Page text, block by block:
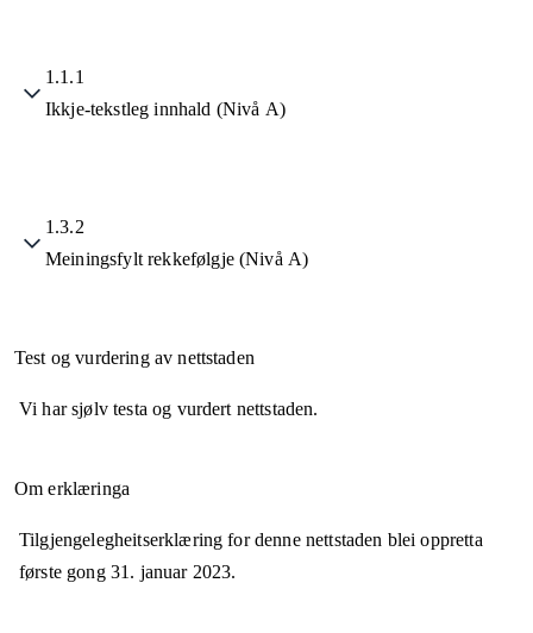
1.1.1
Ikkje-tekstleg innhald (Nivå A)
1.3.2
Meiningsfylt rekkefølgje (Nivå A)
Test og vurdering av nettstaden
Vi har sjølv testa og vurdert nettstaden.
Om erklæringa
Tilgjengelegheitserklæring for denne nettstaden blei oppretta
første gong 31. januar 2023.